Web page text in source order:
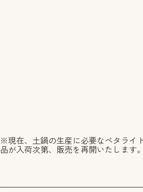
※現在、土鍋の生産に必要なペタライ
品が入荷次第、販売を再開いたします。